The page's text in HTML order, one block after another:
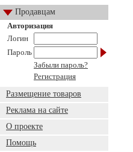
Продавцам
Авторизация
Логин
Пароль
Забыли пароль?
Регистрация
Размещение товаров
Реклама на сайте
О проекте
Помощь